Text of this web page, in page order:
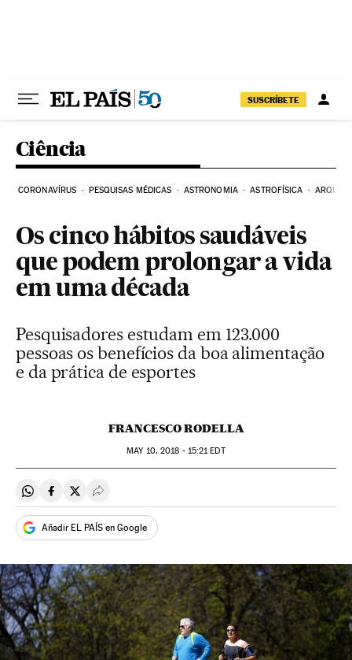
SUSCRÍBETE
Ciência
CORONAVÍRUS PESQUISAS MÉDICAS ASTRONOMIA ASTROFÍSICA
Os cinco hábitos saudáveis
que podem prolongar a vida
em uma década
Pesquisadores estudam em 123.000
pessoas os benefícios da boa alimentação
e da prática de esportes
FRANCESCO RODELLA
MAY10, 2018 - 15:21EDT
Compartir en Whatsapp
Compartir en Facebook
Compartir en Twitter
Desplegar Redes Sociales
Añadir EL PAÍS en Google